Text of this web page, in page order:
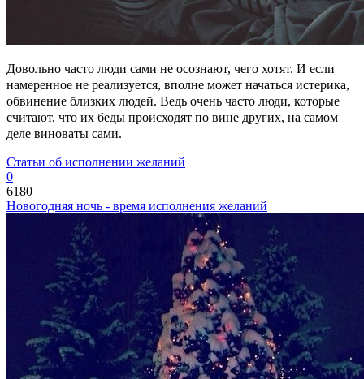
Довольно часто люди сами не осознают, чего хотят. И если
намеренное не реализуется, вполне может начаться истерика,
обвинение близких людей. Ведь очень часто люди, которые
считают, что их беды происходят по вине других, на самом
деле виноваты сами.
Статьи об исполнении желаний
0
6180
Новогодняя ночь - время исполнения желаний